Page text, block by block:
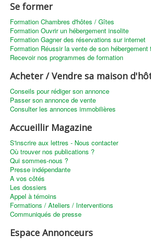
Se former
Formation Chambres d'hôtes / Gîtes
Formation Ouvrir un hébergement insolite
Formation Gagner des réservations sur internet
Formation Réussir la vente de son hébergement
Recevoir nos programmes de formation
Acheter / Vendre sa maison
Conseils pour rédiger son annonce
Passer son annonce de vente
Consulter les annonces immobilières
Accueillir Magazine
S'inscrire aux lettres - Nous contacter
Où trouver nos publications ?
Qui sommes-nous ?
Presse indépendante
A vos côtés
Les dossiers
Appel à témoins
Formations / Ateliers / Interventions
Communiqués de presse
Espace Annonceurs